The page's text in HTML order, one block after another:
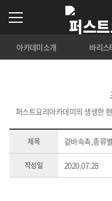
아카데미소개 바리스
퍼스트요리아카데미의 생생한
제목 겉바속촉,종류
작성일 2020.07.28